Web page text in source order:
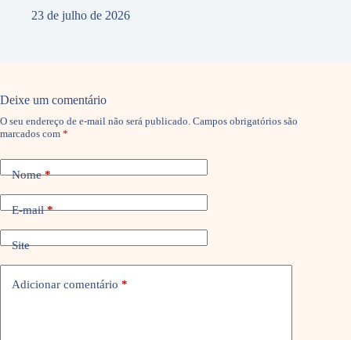
23 de julho de 2026
Deixe um comentário
O seu endereço de e-mail não será publicado. Campos obrigatórios são
marcados com *
Nome*
E-mail*
Site
Adicionar comentário *